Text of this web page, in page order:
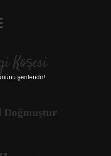
Köşesi
şenlendir!
Doğmuştur